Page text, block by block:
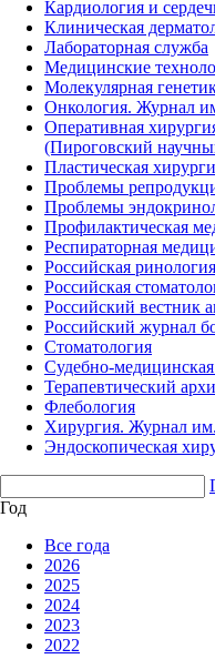
Кардиология и
Клиническая
Лабораторная служба
Медицинские
Молекулярная
Онкология. Журнал
Оперативная
(Пироговский
Пластическая
Проблемы
Проблемы
Профилактическая
Респираторная
Российская ринология
Российская
Российский вестник
Российский журнал
Стоматология
Судебно-медицинская
Терапевтический
Флебология
Хирургия. Журнал
Эндоскопическая
Год
Все года
2026
2025
2024
2023
2022